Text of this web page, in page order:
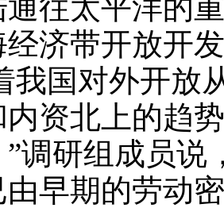
往太平洋的
经济带开放开
我国对外开放
资北上的趋
调研组成员说
由早期的劳动